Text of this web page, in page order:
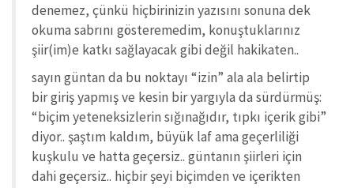
denemez, çünkü hiçbirinizin yazısını sonuna dek
okuma sabrını gösteremedim, konuştuklarınız
şiir(im)e katkı sağlayacak gibi değil hakikaten..
sayın güntan da bu noktayı “izin” ala ala belirtip
bir giriş yapmış ve kesin bir yargıyla da sürdürmüş:
“biçim yeteneksizlerin sığınağıdır, tıpkı içerik gibi”
diyor.. şaştım kaldım, büyük laf ama geçerliliği
kuşkulu ve hatta geçersiz.. güntanın şiirleri için
dahi geçersiz.. hiçbir şeyi biçimden ve içerikten